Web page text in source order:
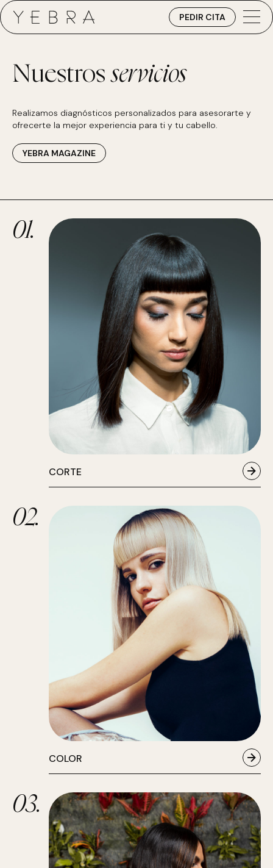
PEDIR CITA
Nuestrosservicios
Realizamos diagnósticos personalizados para asesorarte y
ofrecerte la mejor experiencia para ti y tu cabello.
YEBRA MAGAZINE
01.
CORTE
02.
COLOR
03.